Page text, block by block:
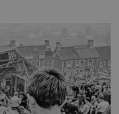
nejpropracovanější
Herman
[…]